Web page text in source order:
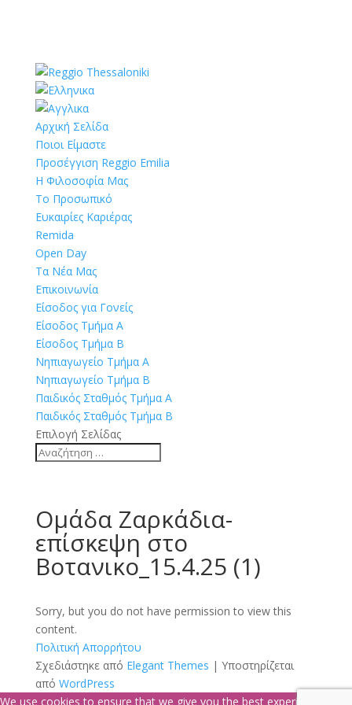
Αρχική Σελίδα
Ποιοι Είμαστε
Προσέγγιση Reggio Emilia
Η Φιλοσοφία Μας
Το Προσωπικό
Ευκαιρίες Καριέρας
Remida
Open Day
Τα Νέα Μας
Επικοινωνία
Είσοδος για Γονείς
Είσοδος Τμήμα Α
Είσοδος Τμήμα Β
Νηπιαγωγείο Τμήμα Α
Νηπιαγωγείο Τμήμα Β
Παιδικός Σταθμός Τμήμα Α
Παιδικός Σταθμός Τμήμα Β
Επιλογή Σελίδας
Ομάδα Ζαρκάδια-
επίσκεψη στο
Βοτανικο_15.4.25 (1)
Sorry, but you do not have permission to view this
content.
Πολιτική Απορρήτου
Σχεδιάστηκε από Elegant Themes | Υποστηρίζεται
από WordPress
We use cookies to ensure that we give you the best experience on